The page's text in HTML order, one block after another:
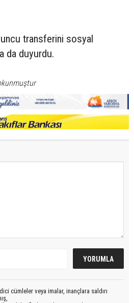
transferini sosyal
da duyurdu.
cümleler veya imalar, inançlara saldırı